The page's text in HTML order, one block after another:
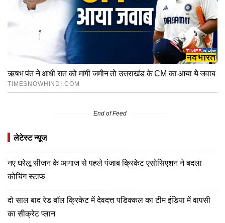
End of Feed
लेटेस्ट न्यूज
नए घरेलू सीजन के आगाज से पहले पंजाब क्रिकेट एसोसिएशन ने बदला
कोचिंग स्टाफ
दो साल बाद रेड बॉल क्रिकेट में देवदत्त पडिक्कल का टीम इंडिया में वापसी
का सीक्रेट प्लान